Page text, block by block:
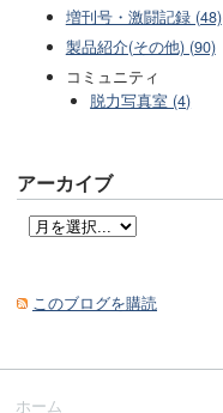
増刊号・激闘記録 (48)
製品紹介(その他) (90)
コミュニティ
脱力写真室 (4)
アーカイブ
このブログを購読
ホーム